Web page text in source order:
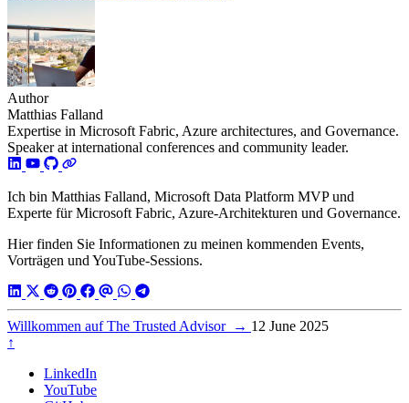
Author
Matthias Falland
Expertise in Microsoft Fabric, Azure architectures, and Governance.
Speaker at international conferences and community leader.
Ich bin Matthias Falland, Microsoft Data Platform MVP und
Experte für Microsoft Fabric, Azure-Architekturen und Governance.
Hier finden Sie Informationen zu meinen kommenden Events,
Vorträgen und YouTube-Sessions.
Willkommen auf The Trusted Advisor → 12 June 2025
↑
LinkedIn
YouTube